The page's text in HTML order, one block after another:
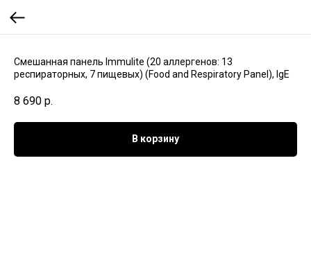
Смешанная панель Immulite (20 аллергенов: 13
респираторных, 7 пищевых) (Food and Respiratory Panel), IgE
8 690 р.
В корзину